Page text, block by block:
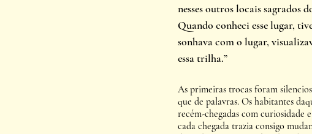
nesses outros locais sagrados
Quando conheci esse lugar,
sonhava com o lugar,
essa trilha.”
As primeiras trocas foram
que de palavras. Os habitantes
recém-chegadas com curiosidade
cada chegada trazia consigo